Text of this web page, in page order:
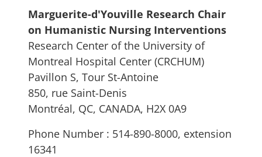
Marguerite-d'Youville Research Chair
on Humanistic Nursing Interventions
Research Center of the University of
Montreal Hospital Center (CRCHUM)
Pavillon S, Tour St-Antoine
850, rue Saint-Denis
Montréal, QC, CANADA, H2X 0A9
Phone Number : 514-890-8000, extension
16341